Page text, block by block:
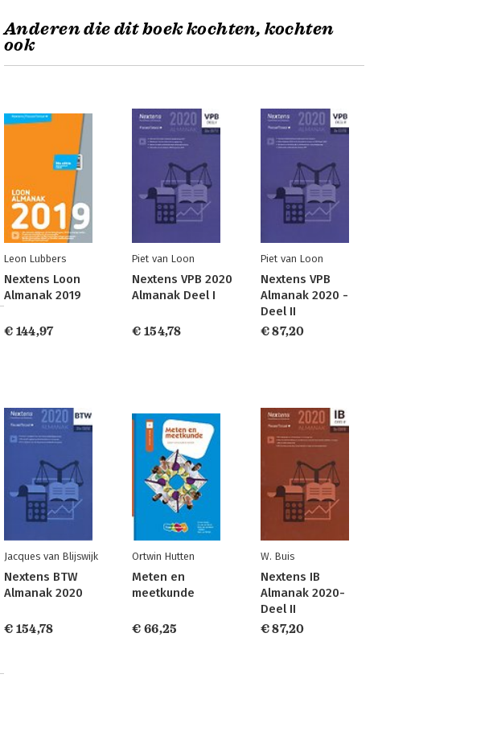
Anderen die dit boek kochten, kochten
ook
Leon Lubbers
Nextens Loon
Almanak 2019
€ 144,97
Piet van Loon
Nextens VPB 2020
Almanak Deel I
€ 154,78
Piet van Loon
Nextens VPB
Almanak 2020 -
Deel II
€ 87,20
Jacques van Blijswijk
Nextens BTW
Almanak 2020
€ 154,78
Ortwin Hutten
Meten en
meetkunde
€ 66,25
W. Buis
Nextens IB
Almanak 2020-
Deel II
€ 87,20